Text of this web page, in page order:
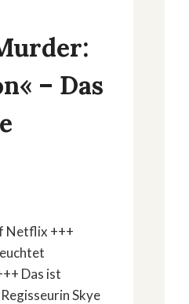
– Das
Netflix +++
Das ist
Skye